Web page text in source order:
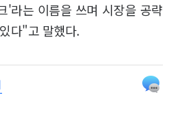
'라는 이름을 쓰며 시장을 공략
다"고 말했다.